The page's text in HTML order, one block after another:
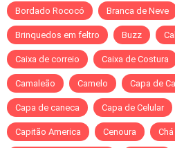
Bordado Rococó Branca de Neve
Brinquedos em feltro Buzz
Caixa de correio Caixa de Costura
Camaleão Camelo Capa de
Capa de caneca Capa de Celular
Capitão America Cenoura